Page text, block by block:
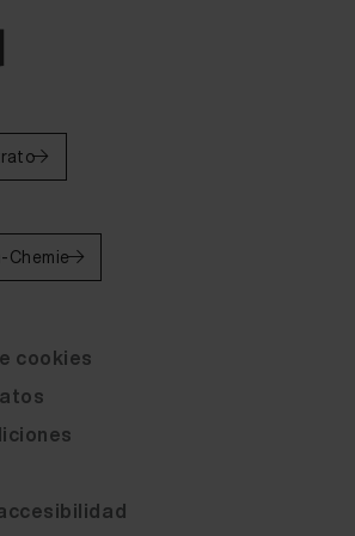
Bentley 100 20 ml
Bentley 300 20 ml
Bentley 400 20 ml
Bentley 500 20 ml
Polo 1093 20 ml
Polo 1106 20 ml
Polo 1104 20 ml
Polo 1103 20 ml
Chemie
cookies